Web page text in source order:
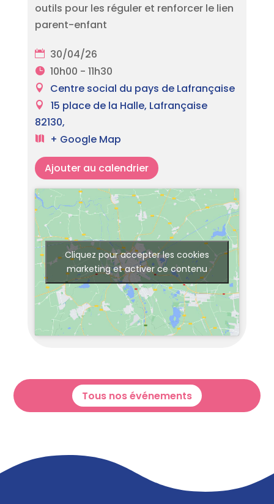
outils pour les réguler et renforcer le lien
parent-enfant
30/04/26
10h00 - 11h30
Centre social du pays de Lafrançaise
15 place de la Halle, Lafrançaise
82130,
+ Google Map
Ajouter au calendrier
Cliquez pour accepter les cookies
marketing et activer ce contenu
Tous nos événements